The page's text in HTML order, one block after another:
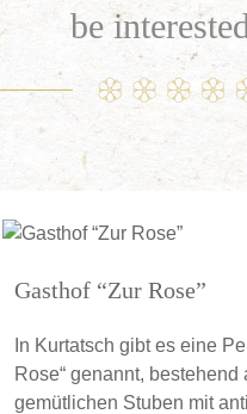
be
Gasthof “Zur Rose”
In Kurtatsch gibt es eine
Rose“ genannt, bestehend
gemütlichen Stuben mit